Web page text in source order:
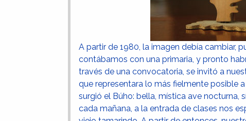
A partir de 1980, la imagen debía cambiar,
contábamos con una primaria, y pronto
través de una convocatoria, se invitó a
que representara lo más fielmente posible
surgió el Búho: bella, mística ave
cada mañana, a la entrada de clases nos